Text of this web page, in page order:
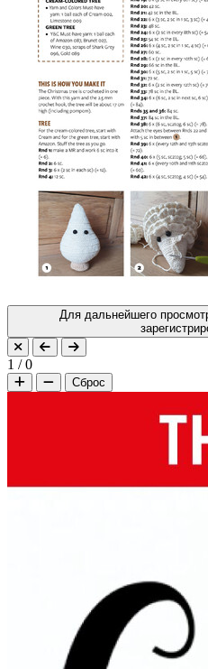
Для дальнейшего просмотра необходимо войти или
1 /0
Сброс